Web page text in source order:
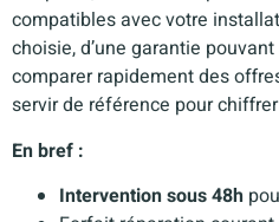
compatibles avec votre
choisie, d’une garantie pouvant
comparer rapidement des
servir de référence pour
En bref :
Intervention sous 48h